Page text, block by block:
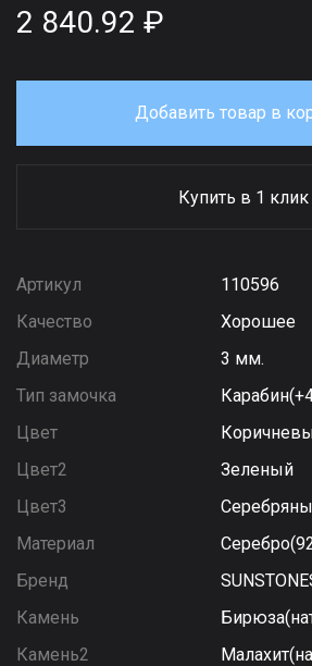
2 840.92 ₽
Добавить товар в
Купить в 1 клик
Артикул
110596
Качество
Хорошее
Диаметр
3 мм.
Тип замочка
Цвет
Цвет2
Зеленый
Цвет3
Материал
Бренд
Камень
Камень2